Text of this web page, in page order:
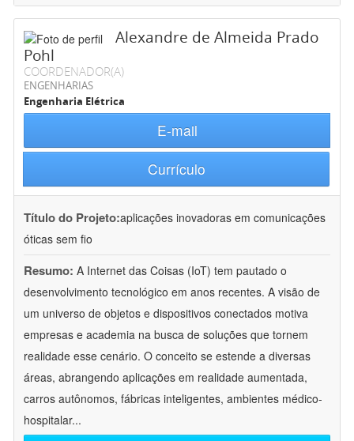
Alexandre de Almeida Prado
Pohl
COORDENADOR(A)
ENGENHARIAS
Engenharia Elétrica
E-mail
Currículo
Título do Projeto:aplicações inovadoras em comunicações
óticas sem fio
Resumo: A Internet das Coisas (IoT) tem pautado o
desenvolvimento tecnológico em anos recentes. A visão de
um universo de objetos e dispositivos conectados motiva
empresas e academia na busca de soluções que tornem
realidade esse cenário. O conceito se estende a diversas
áreas, abrangendo aplicações em realidade aumentada,
carros autônomos, fábricas inteligentes, ambientes médico-
hospitalar...